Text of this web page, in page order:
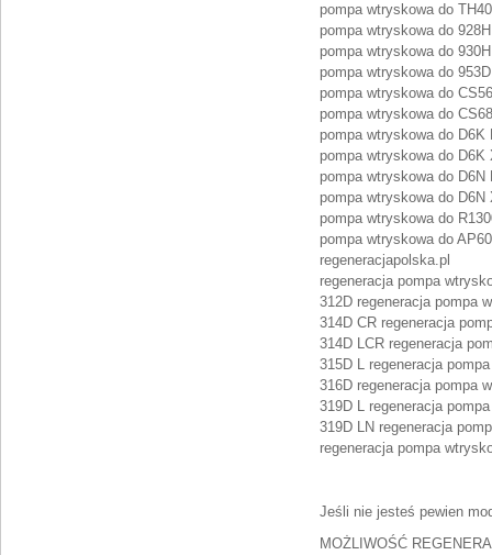
pompa wtryskowa do
pompa wtryskowa do
pompa wtryskowa do
pompa wtryskowa do
pompa wtryskowa do
pompa wtryskowa do
pompa wtryskowa do
pompa wtryskowa do
pompa wtryskowa do
pompa wtryskowa do
pompa wtryskowa do
pompa wtryskowa do
regeneracjapolska.pl
regeneracja pompa
312D regeneracja pompa
314D CR regeneracja
314D LCR regeneracja
315D L regeneracja
316D regeneracja pompa
319D L regeneracja
319D LN regeneracja
regeneracja pompa
Jeśli nie jesteś pewien
MOŻLIWOŚĆ